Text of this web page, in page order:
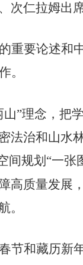
仁拉姆出
重要论述和
。
”理念，把
法治和山水
规划“一
质量发展
。
节和藏历新